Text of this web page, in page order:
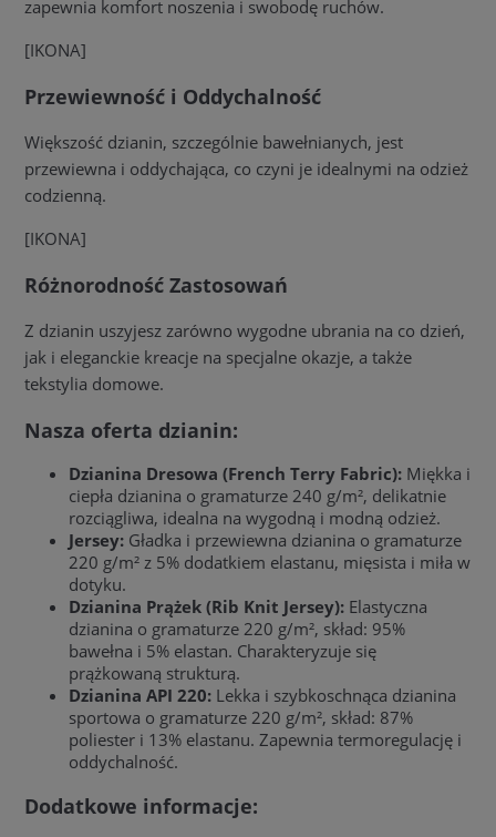
zapewnia komfort noszenia i swobodę ruchów.
[IKONA]
Przewiewność i Oddychalność
Większość dzianin, szczególnie bawełnianych, jest
przewiewna i oddychająca, co czyni je idealnymi na odzież
codzienną.
[IKONA]
Różnorodność Zastosowań
Z dzianin uszyjesz zarówno wygodne ubrania na co dzień,
jak i eleganckie kreacje na specjalne okazje, a także
tekstylia domowe.
Nasza oferta dzianin:
Dzianina Dresowa (French Terry Fabric): Miękka i
ciepła dzianina o gramaturze 240 g/m², delikatnie
rozciągliwa, idealna na wygodną i modną odzież.
Jersey: Gładka i przewiewna dzianina o gramaturze
220 g/m² z 5% dodatkiem elastanu, mięsista i miła w
dotyku.
Dzianina Prążek (Rib Knit Jersey): Elastyczna
dzianina o gramaturze 220 g/m², skład: 95%
bawełna i 5% elastan. Charakteryzuje się
prążkowaną strukturą.
Dzianina API 220: Lekka i szybkoschnąca dzianina
sportowa o gramaturze 220 g/m², skład: 87%
poliester i 13% elastanu. Zapewnia termoregulację i
oddychalność.
Dodatkowe informacje: